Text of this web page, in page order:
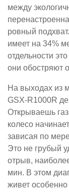
между
ровный
имеет на 34%
отдельности
они обостряют
На выходах из
GSX-R1000R
Открываешь
колесо
зависая по
Это не грубый
отрыв,
мин. В этом
живет особенно